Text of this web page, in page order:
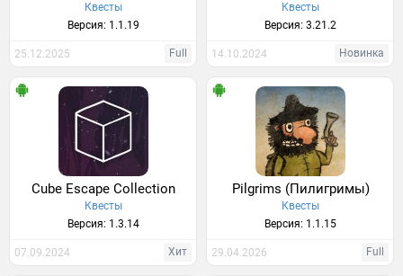
Квесты
Версия: 1.1.19
25.12.2025 Full
Квесты
Версия: 3.21.2
14.10.2024 Новинка
Cube Escape Collection
Квесты
Версия: 1.3.14
07.09.2024 Хит
Pilgrims (Пилигримы)
Квесты
Версия: 1.1.15
29.04.2026 Full